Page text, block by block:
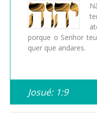
porque o Senhor
quer que andares.
Josué: 1:9